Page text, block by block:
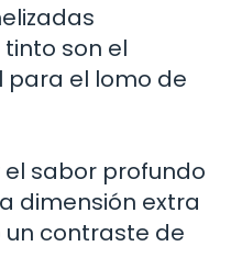
son el
el lomo de
el sabor profundo
dimensión extra
contraste de